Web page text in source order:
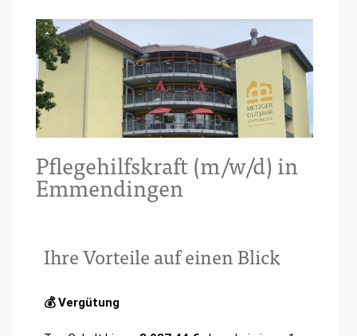
Pflegehilfskraft (m/w/d) in
Emmendingen
Ihre Vorteile auf einen Blick
💰 Vergütung